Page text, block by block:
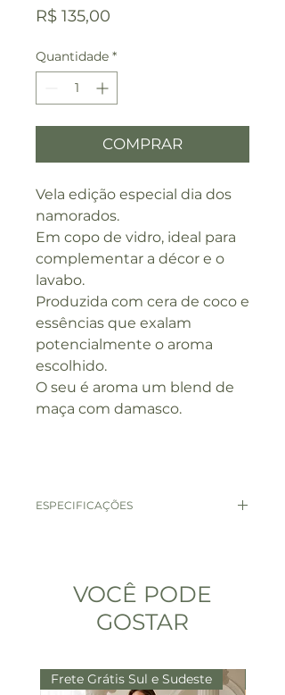
R$ 135,00
Quantidade *
COMPRAR
Vela edição especial dia dos
namorados.
Em copo de vidro, ideal para
complementar a décor e o
lavabo.
Produzida com cera de coco e
essências que exalam
potencialmente o aroma
escolhido.
O seu é aroma um blend de
maça com damasco.
ESPECIFICAÇÕES
VOCÊ PODE
GOSTAR
Frete Grátis Sul e Sudeste